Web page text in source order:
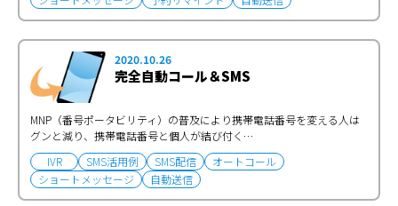
2020.10.26
完全自動コール＆SMS
MNP（番号ポータビリティ）の普及により携帯電話番号を変える人は
グンと減り、携帯電話番号と個人が結び付く…
IVR
SMS活用例 SMS配信
オートコール
ショートメッセージ
自動送信